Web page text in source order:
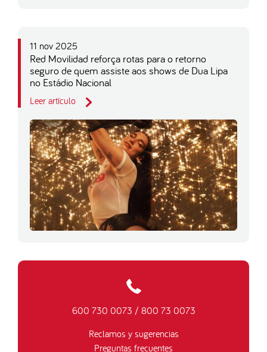
11 nov 2025
Red Movilidad reforça rotas para o retorno
seguro de quem assiste aos shows de Dua Lipa
no Estádio Nacional
Leer artículo
600 730 0073 / 800 73 0073
Reclamos y sugerencias
Preguntas frecuentes